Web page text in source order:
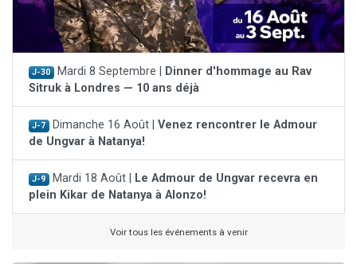
J-30 Mardi 8 Septembre |
Dinner d'hommage au Rav
Sitruk à Londres — 10 ans déjà
J-7 Dimanche 16 Août | Venez rencontrer le Admour
de Ungvar à Natanya!
J-9 Mardi 18 Août |
Le Admour de Ungvar recevra en
plein Kikar de Natanya à Alonzo!
Voir tous les événements à venir